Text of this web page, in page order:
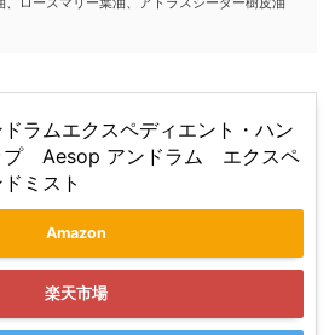
ドラムエクスペディエント・ハン
プ Aesop アンドラム エクスペ
ミスト
Amazon
楽天市場